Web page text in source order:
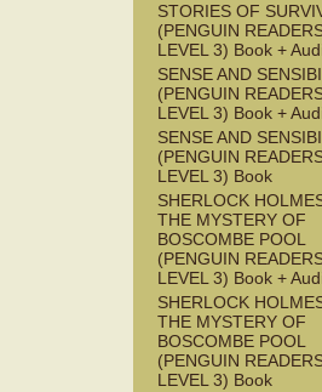
STORIES OF
(PENGUIN
LEVEL 3) Book +
SENSE AND
(PENGUIN
LEVEL 3) Book +
SENSE AND
(PENGUIN
LEVEL 3) Book
SHERLOCK
THE MYSTERY OF
BOSCOMBE POOL
(PENGUIN
LEVEL 3) Book +
SHERLOCK
THE MYSTERY OF
BOSCOMBE POOL
(PENGUIN
LEVEL 3) Book